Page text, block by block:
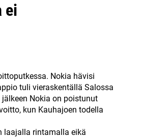
ei
Nokia hävisi
tuli vieraskentällä Salossa
Nokia on poistunut
kun Kauhajoen todella
laajalla rintamalla eikä